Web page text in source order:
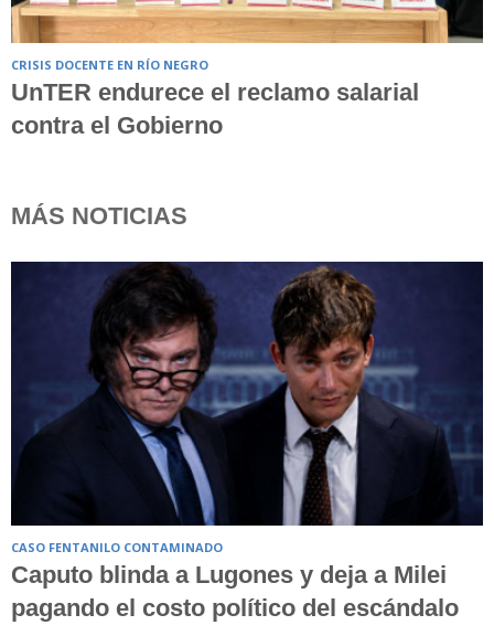
CRISIS DOCENTE EN RÍO NEGRO
UnTER endurece el reclamo salarial
contra el Gobierno
MÁS NOTICIAS
CASO FENTANILO CONTAMINADO
Caputo blinda a Lugones y deja a Milei
pagando el costo político del escándalo